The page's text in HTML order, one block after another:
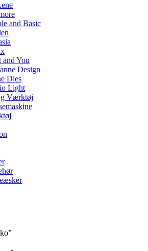
and Basic
and You
Design
Dies
Light
Værktøj